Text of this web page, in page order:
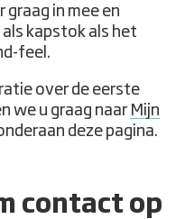
graag in mee en
als kapstok als het
feel.
over de eerste
we u graag naar Mijn
deze pagina.
contact op